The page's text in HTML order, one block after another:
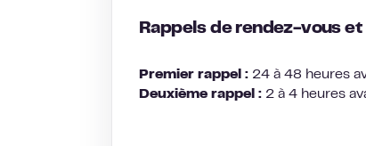
Rappels de rendez-vous et
Premier rappel : 24 à 48 heures
Deuxième rappel : 2 à 4 heures